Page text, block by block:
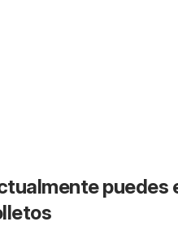
puedes